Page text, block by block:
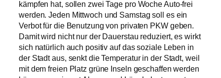
der Stadt aus, senkt die Temperatur in der Stadt, weil
mit dem freien Platz grüne Inseln geschaffen werden
können, verringert Abgas- und Lärmbelastung, etc.
Beim World Economic Forum gibt es einen
(englischen)Artikeldarüber, der auch die
erschreckende Zahl von sieben Menschen nennt, die